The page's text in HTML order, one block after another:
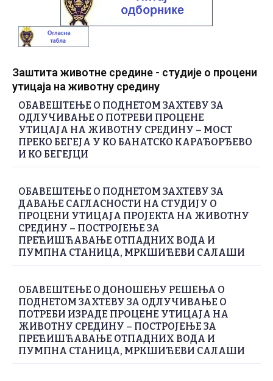
Заштита животне средине - студије о процени
утицаја на животну средину
ОБАВЕШТЕЊЕ О ПОДНЕТОМ ЗАХТЕВУ ЗА
ОДЛУЧИВАЊЕ О ПОТРЕБИ ПРОЦЕНЕ
УТИЦАЈА НА ЖИВОТНУ СРЕДИНУ – МОСТ
ПРЕКО БЕГЕЈА У КО БАНАТСКО КАРАЂОРЂЕВО
И КО БЕГЕЈЦИ
ОБАВЕШТЕЊЕ О ПОДНЕТОМ ЗАХТЕВУ ЗА
ДАВАЊЕ САГЛАСНОСТИ НА СТУДИЈУ О
ПРОЦЕНИ УТИЦАЈА ПРОЈЕКТА НА ЖИВОТНУ
СРЕДИНУ – ПОСТРОЈЕЊЕ ЗА
ПРЕЋИШЋАВАЊЕ ОТПАДНИХ ВОДА И
ПУМПНА СТАНИЦА, МРКШИЋЕВИ САЛАШИ
ОБАВЕШТЕЊЕ О ДОНОШЕЊУ РЕШЕЊА О
ПОДНЕТОМ ЗАХТЕВУ ЗА ОДЛУЧИВАЊЕ О
ПОТРЕБИ ИЗРАДЕ ПРОЦЕНЕ УТИЦАЈА НА
ЖИВОТНУ СРЕДИНУ – ПОСТРОЈЕЊЕ ЗА
ПРЕЋИШЋАВАЊЕ ОТПАДНИХ ВОДА И
ПУМПНА СТАНИЦА, МРКШИЋЕВИ САЛАШИ